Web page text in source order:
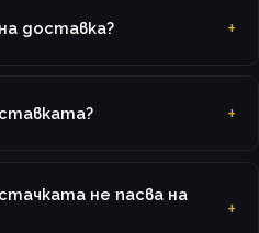
доставка?
не пасва на